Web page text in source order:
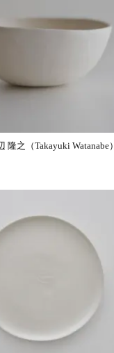
隆之（Takayuki Watanabe）